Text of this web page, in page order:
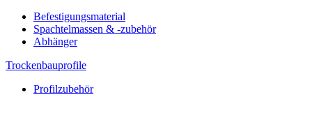
Befestigungsmaterial
Spachtelmassen & -zubehör
Abhänger
Trockenbauprofile
Profilzubehör